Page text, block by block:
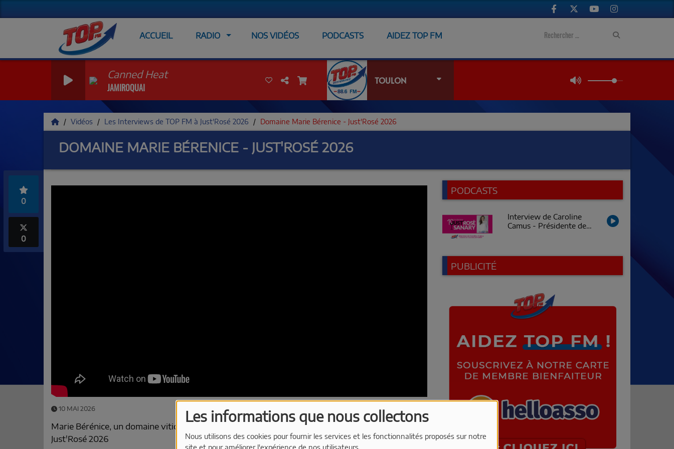
Les informations que nous collectons
Nous utilisons des cookies pour fournir les services et les fonctionnalités proposés sur notre
ACCUEIL RADIO NOS VIDÉOS PODCASTS AIDEZ TOP FM
Canned Heat
JAMIROQUAI
TOULON
Vidéos Les Interviews de TOP FM à Just'Rosé 2026 Domaine Marie Bérenice - Just'Rosé 2026
DOMAINE MARIE BÉRENICE - JUST'ROSÉ 2026
0
0
10 MAI 2026
Marie Bérénice, un domaine viticole raconté par Damien Roux au micro de TOP FM lors de
Just'Rosé 2026
PODCASTS
Interview de Caroline
Camus - Présidente de
PUBLICITÉ